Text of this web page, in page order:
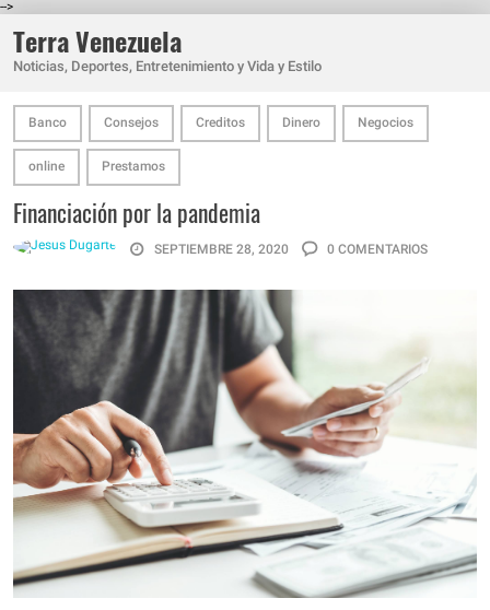
-->
Terra Venezuela
Noticias, Deportes, Entretenimiento y Vida y Estilo
Banco Consejos Creditos Dinero Negocios
online Prestamos
Financiación por la pandemia
SEPTIEMBRE 28, 2020 0 COMENTARIOS